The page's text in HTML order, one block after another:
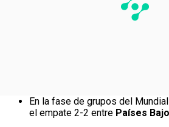
En la fase de grupos del
el empate 2-2 entre Países